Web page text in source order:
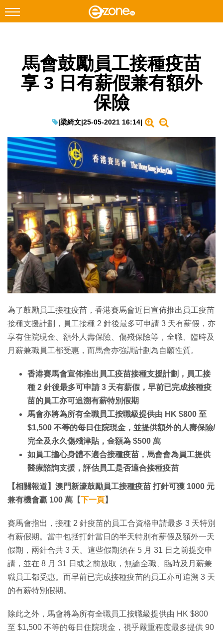
Facebook Instagram
科技焦點
教學評測
EduTech
生成式AI與雲端應用
Enterprise Digital Transformation
特集
馬會鼓勵員工接種疫苗
享 3 日有薪假兼有額外
保險
|梁綺文|25-05-2021 16:14|
為了鼓勵員工接種疫苗，香港賽馬會近日宣佈推出員工疫苗
接種支援計劃，員工接種 2 針後最多可申請 3 天有薪假，亦
享有住院現金、額外人壽保險、傷殘保險等，全職、臨時及
月薪兼職員工都受惠，而馬會亦強調計劃為自願性質。
香港賽馬會宣佈推出員工疫苗接種支援計劃，員工接
種 2 針後最多可申請 3 天有薪假，早前已完成接種疫
苗的員工亦可追溯有薪特別假期
馬會亦將為所有全職員工按職級提供由 HK $800 至
$1,500 不等的每日住院現金，並提供額外的人壽保險/
完全及永久傷殘津貼，金額為 $500 萬
如員工擔心身體不適合接種疫苗，馬會會為員工提供
醫療諮詢支援，評估員工是否適合接種疫苗
【相關報道】澳門新濠鼓勵員工接種疫苗 打針可獲 1000 元
兼有機會贏 100 萬【下一頁】
賽馬會指出，接種 2 針疫苗的員工合資格申請最多 3 天特別
有薪假期。當中包括打針當日的半天特別有薪假及額外一天
假期，兩針合共 3 天。這些假期須在 5 月 31 日之前提交申
請，並在 8 月 31 日或之前放取，無論全職、臨時及月薪兼
職員工都受惠。而早前已完成接種疫苗的員工亦可追溯 3 天
的有薪特別假期。
除此之外，馬會將為所有全職員工按職級提供由 HK $800
至 $1,500 不等的每日住院現金，視乎嚴重程度最多提供 90